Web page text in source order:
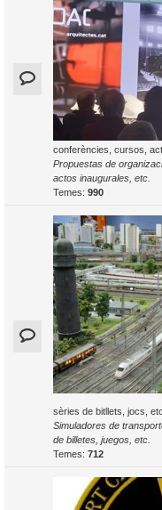
conferències, cursos,
Propuestas de
actos inaugurales, etc.
Temes: 990
sèries de bitllets, jocs, etc.
Simuladores de
de billetes, juegos, etc.
Temes: 712